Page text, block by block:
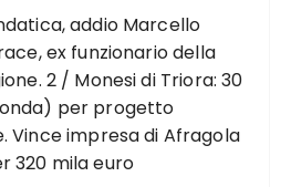
addio Marcello
ex funzionario della
2 / Monesi di Triora: 30
per progetto
Vince impresa di Afragola
320 mila euro